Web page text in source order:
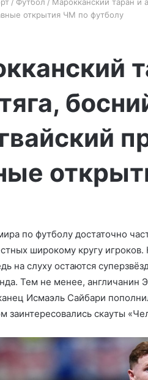
открытия ЧМ по футболу
по футболу достаточно
широкому кругу
на слуху остаются
Тем не менее, англичанин
Исмаэль Сайбари
заинтересовались скауты
большую
крылатых
ракет
конфликте
04.04.2026
Bloomberg: США
большую часть
в конфликте с